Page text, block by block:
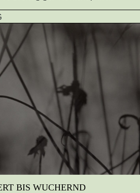
BIS WUCHERND